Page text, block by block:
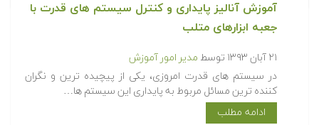
آموزش آنالیز پایداری و کنترل سیستم های قدرت با
جعبه ابزارهای متلب
۲۱ آبان ۱۳۹۳ توسط مدیر امور آموزش
در سیستم های قدرت امروزی، یکی از پیچیده ترین و نگران
کننده ترین مسائل مربوط به پایداری این سیستم ها…
ادامه مطلب